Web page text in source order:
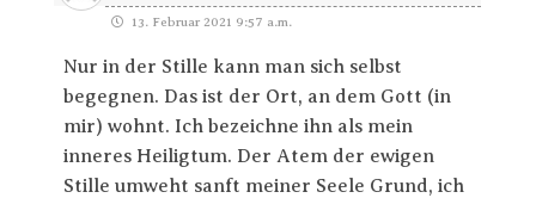
13. Februar 2021 9:57 a.m.
Nur in der Stille kann man sich selbst
begegnen. Das ist der Ort, an dem Gott (in
mir) wohnt. Ich bezeichne ihn als mein
inneres Heiligtum. Der Atem der ewigen
Stille umweht sanft meiner Seele Grund, ich